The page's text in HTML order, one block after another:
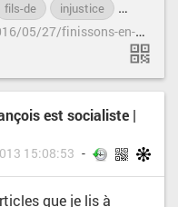
fils-de injustice
h
ttp://www.liberation.fr/debats/2016/05/27/finissons-en-avec-le-syndrome-lea-seydoux_1455360
est socialiste |
15:08:53
que je lis à